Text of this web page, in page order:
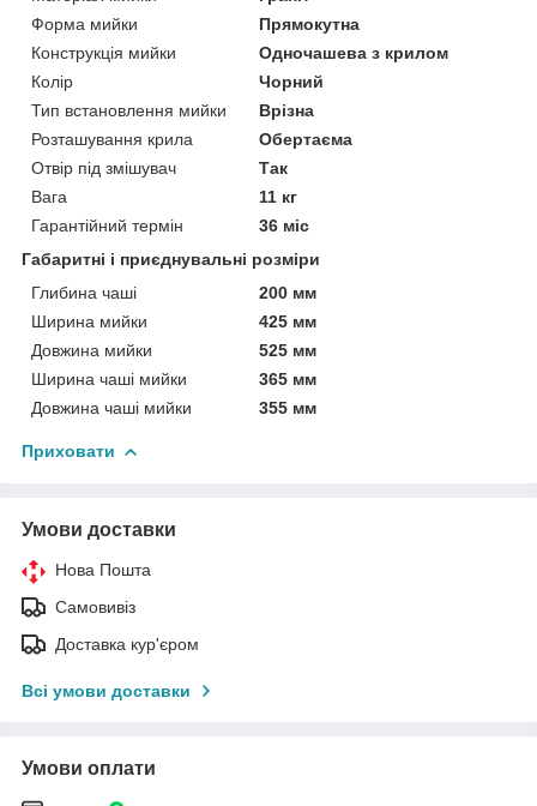
Форма мийки
Прямокутна
Конструкція мийки
Одночашева з крилом
Колір
Чорний
Тип встановлення мийки
Врізна
Розташування крила
Обертаєма
Отвір під змішувач
Так
Вага
11 кг
Гарантійний термін
36 міс
Габаритні і приєднувальні розміри
Глибина чаші
200 мм
Ширина мийки
425 мм
Довжина мийки
525 мм
Ширина чаші мийки
365 мм
Довжина чаші мийки
355 мм
Приховати
Умови доставки
Нова Пошта
Самовивіз
Доставка кур'єром
Всі умови доставки
Умови оплати